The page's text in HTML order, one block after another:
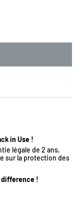
in Use !
légale de 2 ans,
sur la protection des
difference !